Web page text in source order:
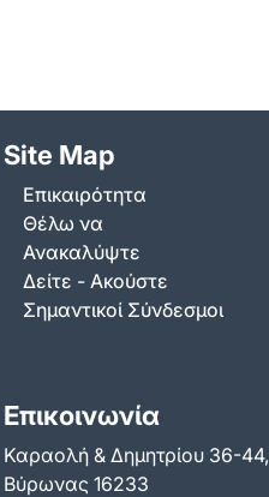
Site Map
Επικαιρότητα
Θέλω να
Ανακαλύψτε
Δείτε - Ακούστε
Σημαντικοί Σύνδεσμοι
Επικοινωνία
Καραολή & Δημητρίου 36-44,
Βύρωνας 16233